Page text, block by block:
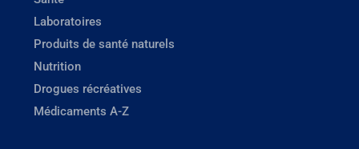
Laboratoires
Produits de santé naturels
Nutrition
Drogues récréatives
Médicaments A-Z